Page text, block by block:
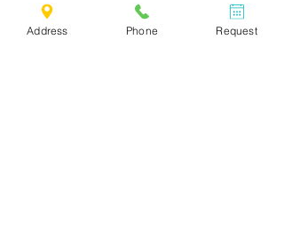
Address Phone Request